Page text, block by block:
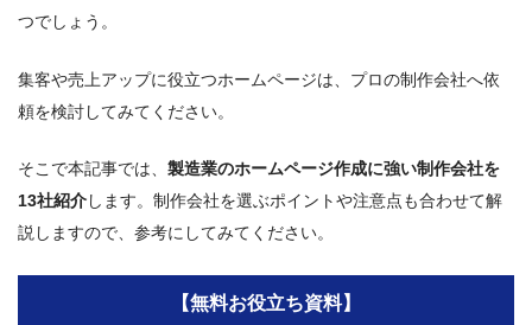
つでしょう。
集客や売上アップに役立つホームページは、プロの制作会社へ依
頼を検討してみてください。
そこで本記事では、 製造業のホームページ作成に強い制作会社を
13社紹介します。制作会社を選ぶポイントや注意点も合わせて解
説しますので、参考にしてみてください。
【無料お役立ち資料】